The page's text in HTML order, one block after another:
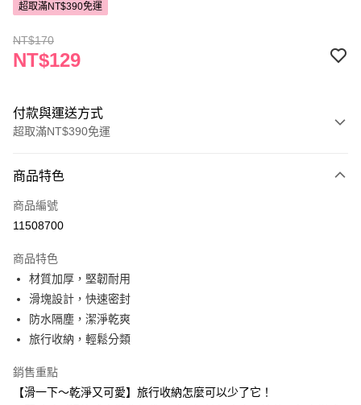
超取滿NT$390免運
NT$170
NT$129
付款與運送方式
超取滿NT$390免運
POYA支付
信用卡一次付款
LINE Pay
Apple Pay
街口支付
悠遊付
Google Pay
商品特色
商品編號
11508700
商品特色
材質加厚，堅韌耐用
滑塊設計，快速密封
防水隔塵，潔淨乾爽
旅行收納，輕鬆分類
銷售重點
【滑一下～乾淨又可愛】旅行收納怎麼可以少了它！